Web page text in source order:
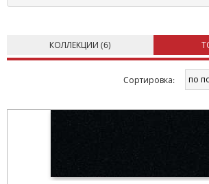
КОЛЛЕКЦИИ (6)
Cортировка: по